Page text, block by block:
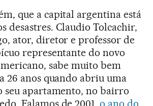
que a capital argentina está
desastres. Claudio Tolcachir,
ator, diretor e professor de
representante do novo
sabe muito bem
26 anos quando abriu uma
seu apartamento, no bairro
Falamos de 2001,o ano do